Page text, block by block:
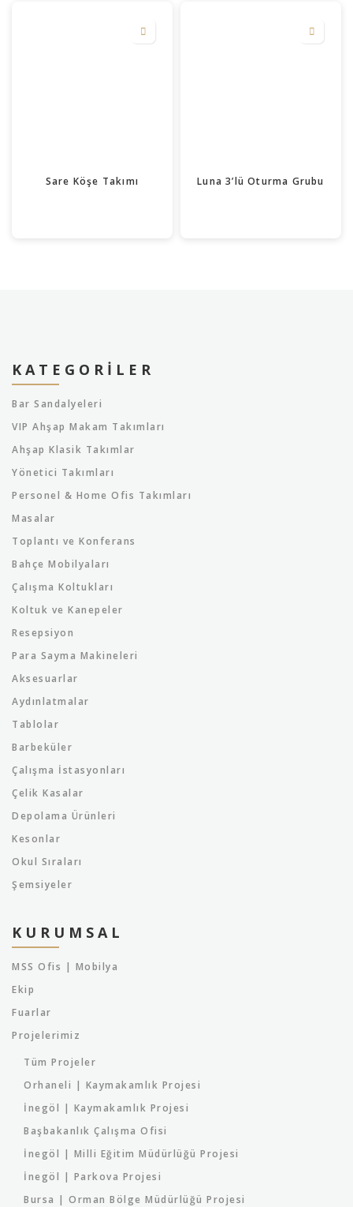
Sare Köşe Takımı Luna 3’lü Oturma Grubu
KATEGORILER
Bar Sandalyeleri
VIP Ahşap Makam Takımları
Ahşap Klasik Takımlar
Yönetici Takımları
Personel & Home Ofis Takımları
Masalar
Toplantı ve Konferans
Bahçe Mobilyaları
Çalışma Koltukları
Koltuk ve Kanepeler
Resepsiyon
Para Sayma Makineleri
Aksesuarlar
Aydınlatmalar
Tablolar
Barbeküler
Çalışma İstasyonları
Çelik Kasalar
Depolama Ürünleri
Kesonlar
Okul Sıraları
Şemsiyeler
KURUMSAL
MSS Ofis | Mobilya
Ekip
Fuarlar
Projelerimiz
Tüm Projeler
Orhaneli | Kaymakamlık Projesi
İnegöl | Kaymakamlık Projesi
Başbakanlık Çalışma Ofisi
İnegöl | Milli Eğitim Müdürlüğü Projesi
İnegöl | Parkova Projesi
Bursa | Orman Bölge Müdürlüğü Projesi